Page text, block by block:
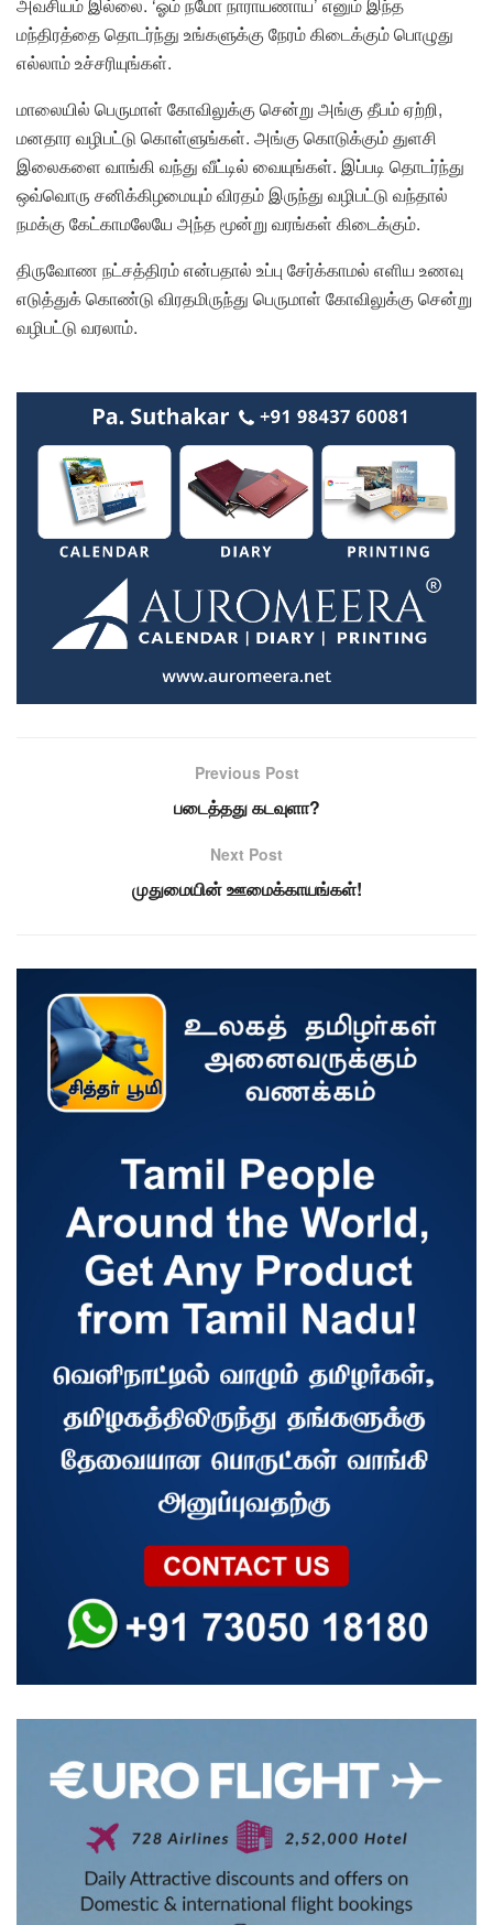
மந்திரத்தை தொடர்ந்து உங்களுக்கு நேரம் கிடைக்கும் பொழுது
எல்லாம் உச்சரியுங்கள்.
மாலையில் பெருமாள் கோவிலுக்கு சென்று அங்கு தீபம் ஏற்றி,
மனதார வழிபட்டு கொள்ளுங்கள். அங்கு கொடுக்கும் துளசி
இலைகளை வாங்கி வந்து வீட்டில் வையுங்கள். இப்படி தொடர்ந்து
ஒவ்வொரு சனிக்கிழமையும் விரதம் இருந்து வழிபட்டு வந்தால்
நமக்கு கேட்காமலேயே அந்த மூன்று வரங்கள் கிடைக்கும்.
திருவோண நட்சத்திரம் என்பதால் உப்பு சேர்க்காமல் எளிய உணவு
எடுத்துக் கொண்டு விரதமிருந்து பெருமாள் கோவிலுக்கு சென்று
வழிபட்டு வரலாம்.
Previous Post
படைத்தது கடவுளா?
Next Post
முதுமையின் ஊமைக்காயங்கள்!